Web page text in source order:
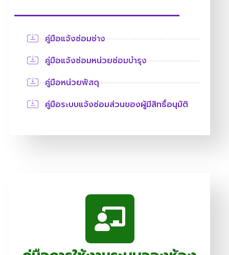
คู่มือแจ้งซ่อมช่าง
คู่มือแจ้งซ่อมหน่วยซ่อมบำรุง
คู่มือหน่วยพัสดุ
คู่มือระบบแจ้งซ่อมส่วนของผู้มีสิทธิ์อนุมัติ